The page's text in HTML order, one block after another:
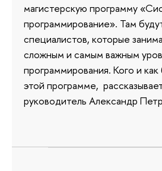
магистерскую программу
программирование». Там
специалистов, которые
сложным и самым важным
программирования. Кого и как
этой программе,
руководитель Александр